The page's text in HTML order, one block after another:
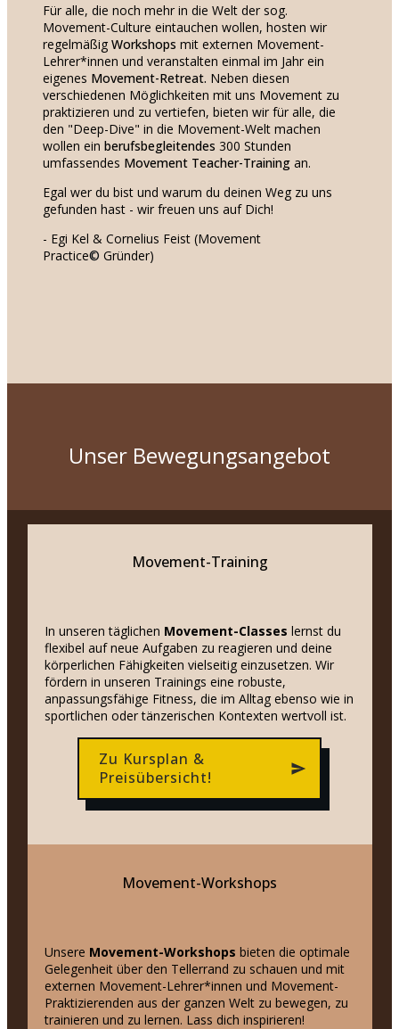
Für alle, die noch mehr in die Welt der sog.
Movement-Culture eintauchen wollen, hosten wir
regelmäßig Workshops mit externen Movement-
Lehrer*innen und veranstalten einmal im Jahr ein
eigenes Movement-Retreat. Neben diesen
verschiedenen Möglichkeiten mit uns Movement zu
praktizieren und zu vertiefen, bieten wir für alle, die
den "Deep-Dive" in die Movement-Welt machen
wollen ein berufsbegleitendes 300 Stunden
umfassendes Movement Teacher-Trainingan.
Egal wer du bist und warum du deinen Weg zu uns
gefunden hast - wir freuen uns auf Dich!
- Egi Kel & Cornelius Feist (Movement
Practice© Gründer)
Unser Bewegungsangebot
Movement-Training
In unseren täglichen Movement-Classes lernst du
flexibel auf neue Aufgaben zu reagieren und deine
körperlichen Fähigkeiten vielseitig einzusetzen. Wir
fördern in unseren Trainings eine robuste,
anpassungsfähige Fitness, die im Alltag ebenso wie in
sportlichen oder tänzerischen Kontexten wertvoll ist.
Zu Kursplan &
Preisübersicht!
Movement-Workshops
Unsere Movement-Workshops bieten die optimale
Gelegenheit über den Tellerrand zu schauen und mit
externen Movement-Lehrer*innen und Movement-
Praktizierenden aus der ganzen Welt zu bewegen, zu
trainieren und zu lernen. Lass dich inspirieren!